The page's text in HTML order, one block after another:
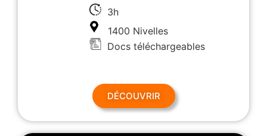
3h
1400 Nivelles
Docs téléchargeables
DÉCOUVRIR